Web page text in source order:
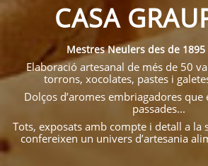
CASA
Mestres Neulers des de
Elaboració artesanal de més de 50
torrons, xocolates, pastes i
Dolços d’aromes embriagadores
passades...
Tots, exposats amb compte i detall a la
confereixen un univers d’artesania